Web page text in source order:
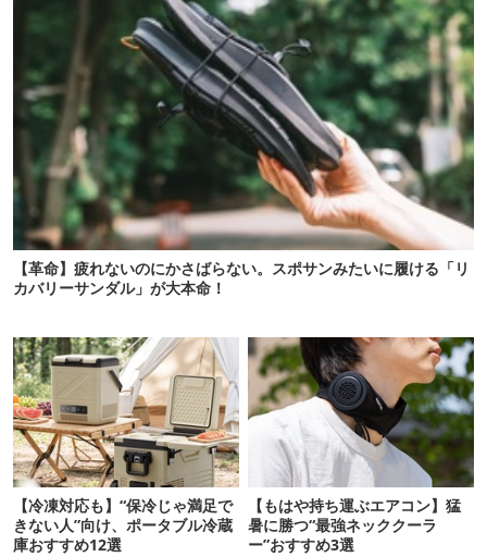
【革命】疲れないのにかさばらない。スポサンみたいに履ける「リ
カバリーサンダル」が大本命！
【冷凍対応も】“保冷じゃ満足で
きない人”向け、ポータブル冷蔵
庫おすすめ12選
【もはや持ち運ぶエアコン】猛
暑に勝つ“最強ネッククーラ
ー”おすすめ3選